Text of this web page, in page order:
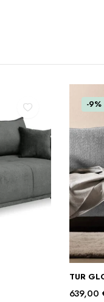
-9%
TUR
639,00